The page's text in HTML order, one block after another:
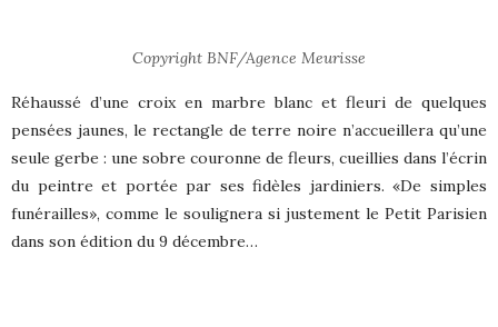
Copyright BNF/Agence Meurisse
Réhaussé d’une croix en marbre blanc et fleuri de quelques
pensées jaunes, le rectangle de terre noire n’accueillera qu’une
seule gerbe : une sobre couronne de fleurs, cueillies dans l’écrin
du peintre et portée par ses fidèles jardiniers. «De simples
funérailles», comme le soulignera si justement le Petit Parisien
dans son édition du 9 décembre…